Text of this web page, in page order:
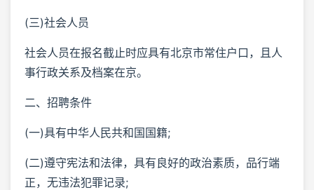
(三)社会人员
社会人员在报名截止时应具有北京市常住户口，且人
事行政关系及档案在京。
二、招聘条件
(一)具有中华人民共和国国籍;
(二)遵守宪法和法律，具有良好的政治素质，品行端
正，无违法犯罪记录;